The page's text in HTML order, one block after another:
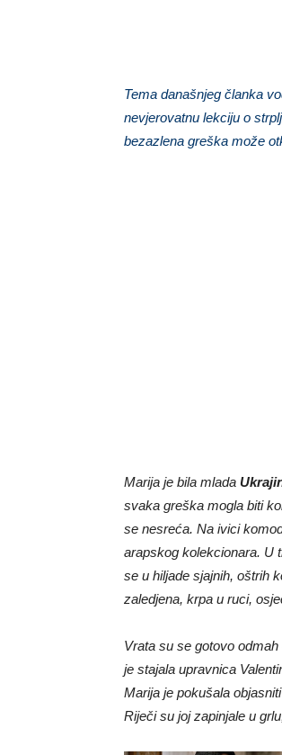
Tema današnjeg članka
nevjerovatnu lekciju o
bezazlena greška može
Marija je bila mlada
svaka greška mogla biti
se nesreća. Na ivici
arapskog kolekcionara. U
se u hiljade sjajnih, oštrih
zaledjena, krpa u ruci,
Vrata su se gotovo
je stajala upravnica
Marija je pokušala
Riječi su joj zapinjale u